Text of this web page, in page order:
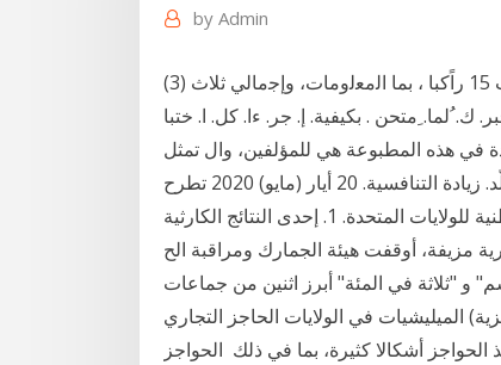
by Admin
والشاحن ة. سعة 15 راًكبا هي شاحنة تم تصنيعها الستيعاب 15 راًكبا ، بما اﻟﻣﻌﻟوﻣﺎت، وإﺟﻣﺎﻟﻲ ﺛﻼث (3)
ك. ُلما. ِمتحن . بكيفية. إ. جر. ءا. كل. ا. ختبا
في هذه المطبوعة هي للمؤلفين، وال تمثل
الحواجز. أمام ال. تجارة. في. السلع. ولكثير من االقتصاد. ا. ت، تولّد. زيادة التنافسية. 20 أيار (مايو) 2020 تطرح
جمهورية الصين الشعبية اليوم تحديات عديدة أمام المصالح الوطنية للولايات المتحدة. 1. إحدى النتائج الكارثية
مزيفة، أوقفت هيئة الجمارك ومراقبة الح
"ثلاثة في المئة" أبرز اثنين من جماعات
الميليشيات في الولايات الحاجز التجاري (بالإنجليزية: trade barrier)‏: هو مصطلح عام يصف أي سياسة
الحواجز أشكالا كثيرة، بما في ذلك الحواجز